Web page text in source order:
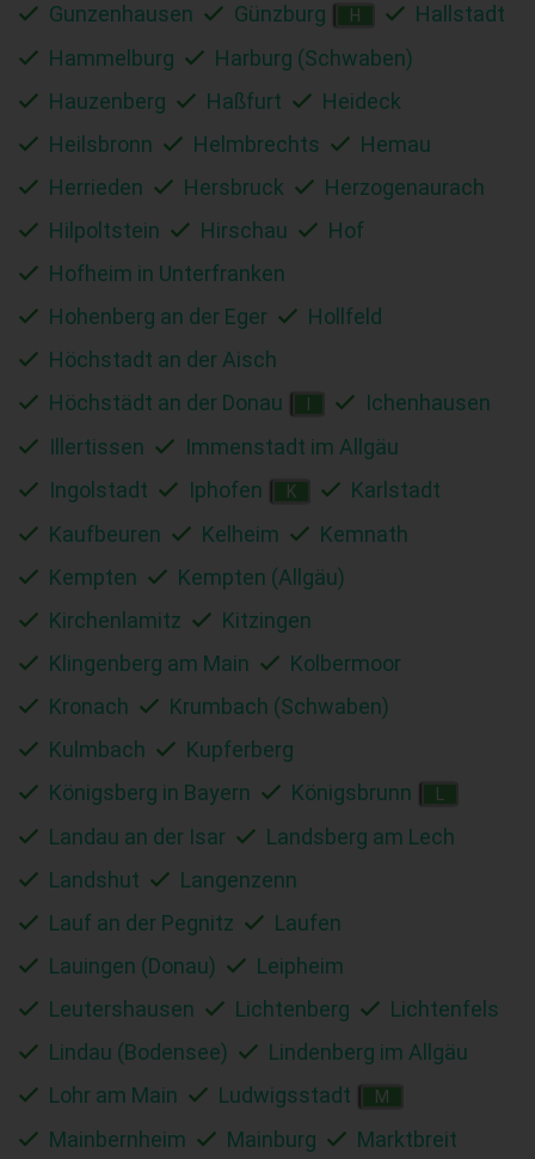
Gunzenhausen Günzburg H
Hallstadt
Hammelburg
Harburg (Schwaben)
Hauzenberg
Haßfurt
Heideck
Heilsbronn
Helmbrechts
Hemau
Herrieden
Hersbruck
Herzogenaurach
Hilpoltstein
Hirschau
Hof
Hofheim in Unterfranken
Hohenberg an der Eger
Hollfeld
Höchstadt an der Aisch
Höchstädt an der Donau
Ichenhausen
Illertissen
Immenstadt im Allgäu
Ingolstadt
Iphofen K
Karlstadt
Kaufbeuren
Kelheim
Kemnath
Kempten
Kempten (Allgäu)
Kirchenlamitz
Kitzingen
Klingenberg am Main
Kolbermoor
Kronach
Krumbach (Schwaben)
Kulmbach
Kupferberg
Königsberg in Bayern
Königsbrunn
Landau an der Isar
Landsberg am Lech
Landshut
Langenzenn
Lauf an der Pegnitz
Laufen
Lauingen (Donau)
Leipheim
Leutershausen
Lichtenberg
Lichtenfels
Lindau (Bodensee)
Lindenberg im Allgäu
Lohr am Main
Ludwigsstadt M
Mainbernheim Mainburg
Marktbreit